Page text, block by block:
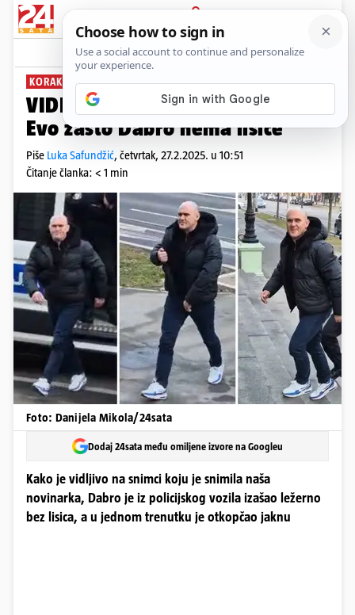
PRIJAVA
News Komentari
KORAK PO KORAK
VIDEO Ležerno ušetao kod suca.
Evo zašto Dabro nema lisice
Piše Luka Safundžić, četvrtak, 27.2.2025. u 10:51
Čitanje članka: < 1 min
Foto: Danijela Mikola/24sata
Dodaj 24sata među omiljene izvore na Googleu
Kako je vidljivo na snimci koju je snimila naša
novinarka, Dabro je iz policijskog vozila izašao ležerno
bez lisica, a u jednom trenutku je otkopčao jaknu